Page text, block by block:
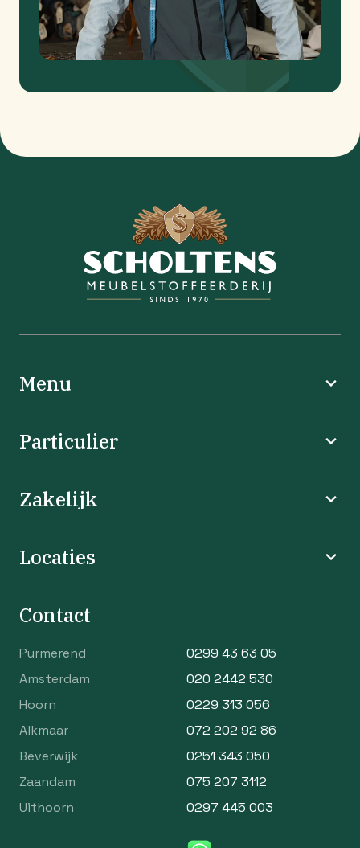
Menu
Particulier
Zakelijk
Locaties
Contact
Purmerend
0299 43 63 05
Amsterdam
020 2442 530
Hoorn
0229 313 056
Alkmaar
072 202 92 86
Beverwijk
0251 343 050
Zaandam
075 207 3112
Uithoorn
0297 445 003